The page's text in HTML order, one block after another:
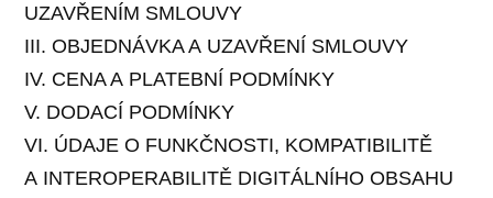
UZAVŘENÍM SMLOUVY
III. OBJEDNÁVKA A UZAVŘENÍ SMLOUVY
IV. CENA A PLATEBNÍ PODMÍNKY
V. DODACÍ PODMÍNKY
VI. ÚDAJE O FUNKČNOSTI, KOMPATIBILITĚ
A INTEROPERABILITĚ DIGITÁLNÍHO OBSAHU